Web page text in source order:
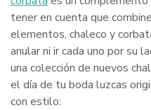
tener en cuenta que
elementos, chaleco y
anular ni ir cada uno por su
una colección de nuevos
el día de tu boda luzcas
con estilo: